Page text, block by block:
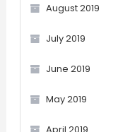
August 2019
July 2019
June 2019
May 2019